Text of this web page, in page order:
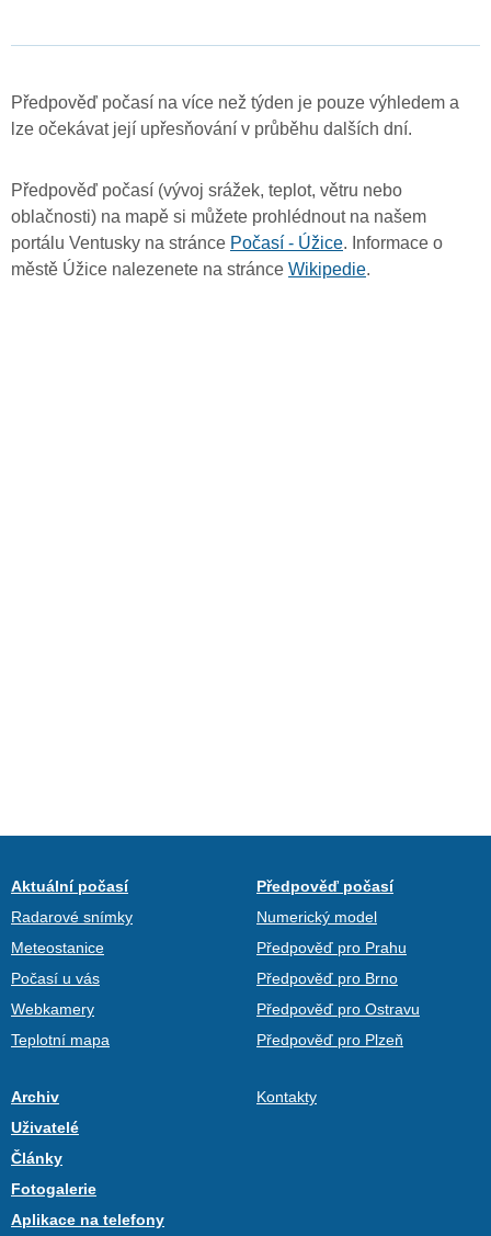
Předpověď počasí na více než týden je pouze výhledem a
lze očekávat její upřesňování v průběhu dalších dní.
Předpověď počasí (vývoj srážek, teplot, větru nebo
oblačnosti) na mapě si můžete prohlédnout na našem
portálu Ventusky na stránce Počasí - Úžice. Informace o
městě Úžice nalezenete na stránce Wikipedie.
Aktuální počasí
Radarové snímky
Meteostanice
Počasí u vás
Webkamery
Teplotní mapa
Předpověď počasí
Numerický model
Předpověď pro Prahu
Předpověď pro Brno
Předpověď pro Ostravu
Předpověď pro Plzeň
Archiv
Uživatelé
Články
Fotogalerie
Aplikace na telefony
Kontakty